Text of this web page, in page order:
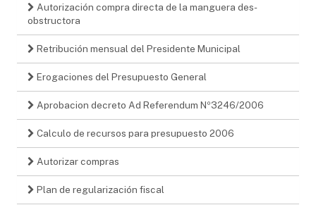
Autorización compra directa de la manguera des-
obstructora
Retribución mensual del Presidente Municipal
Erogaciones del Presupuesto General
Aprobacion decreto Ad Referendum Nº3246/2006
Calculo de recursos para presupuesto 2006
Autorizar compras
Plan de regularización fiscal